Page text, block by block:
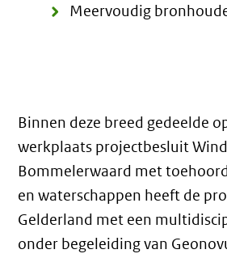
Meervoudig
Binnen deze breed gedeelde
werkplaats projectbesluit
Bommelerwaard met
en waterschappen heeft de
Gelderland met een
onder begeleiding van